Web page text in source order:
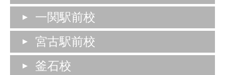
一関駅前校
宮古駅前校
釜石校